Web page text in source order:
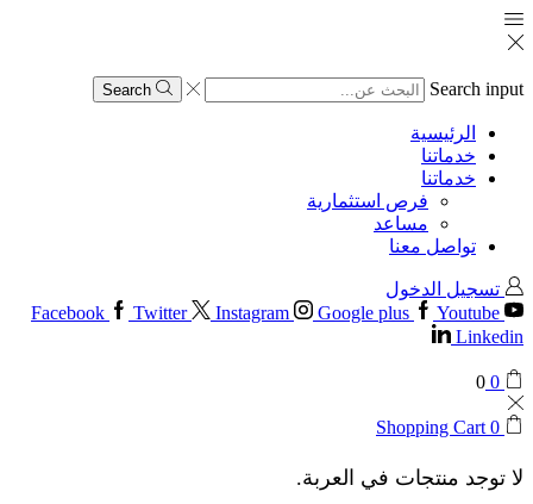
Search input
Search
الرئيسية
خدماتنا
خدماتنا
فرص استثمارية
مساعد
تواصل معنا
تسجيل الدخول
Facebook
Twitter Instagram Google plus
Youtube
Linkedin
0
0
0
Shopping Cart
لا توجد منتجات في العربة.